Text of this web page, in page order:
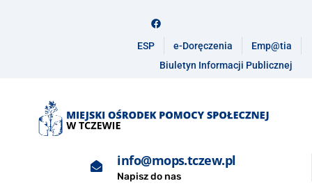
ESP e-Doręczenia
Emp@tia
Biuletyn Informacji Publicznej
info@mops.tczew.pl
Napisz do nas